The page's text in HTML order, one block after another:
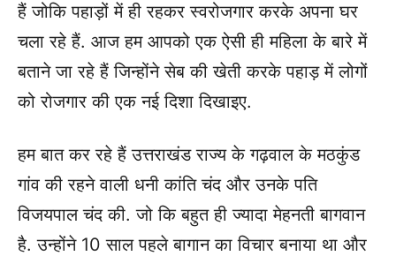
हैं जोकि पहाड़ों में ही रहकर स्वरोजगार करके अपना घर
चला रहे हैं. आज हम आपको एक ऐसी ही महिला के बारे में
बताने जा रहे हैं जिन्होंने सेब की खेती करके पहाड़ में लोगों
को रोजगार की एक नई दिशा दिखाइए.
हम बात कर रहे हैं उत्तराखंड राज्य के गढ़वाल के मठकुंड
गांव की रहने वाली धनी कांति चंद और उनके पति
विजयपाल चंद की. जो कि बहुत ही ज्यादा मेहनती बागवान
है. उन्होंने 10 साल पहले बागान का विचार बनाया था और